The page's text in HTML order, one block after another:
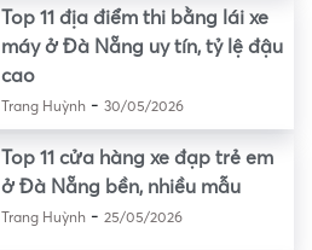
Top 11 địa điểm thi bằng lái xe
máy ở Đà Nẵng uy tín, tỷ lệ đậu
cao
Trang Huỳnh- 30/05/2026
Top 11 cửa hàng xe đạp trẻ em
ở Đà Nẵng bền, nhiều mẫu
Trang Huỳnh- 25/05/2026